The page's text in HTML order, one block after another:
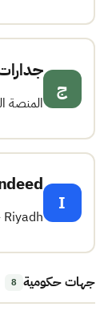
ج
المنصة
I
جهات حكومية 8